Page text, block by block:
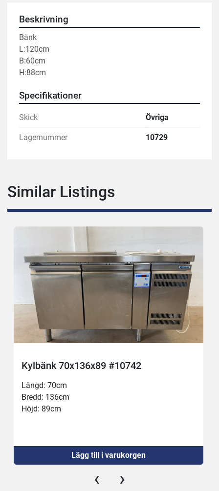
Beskrivning
Bänk
L:120cm
B:60cm
H:88cm
Specifikationer
Skick Övriga
Lagernummer 10729
Similar Listings
Kylbänk 70x136x89 #10742
Längd: 70cm
Bredd: 136cm
Höjd: 89cm
Lägg till i varukorgen
‹ ›